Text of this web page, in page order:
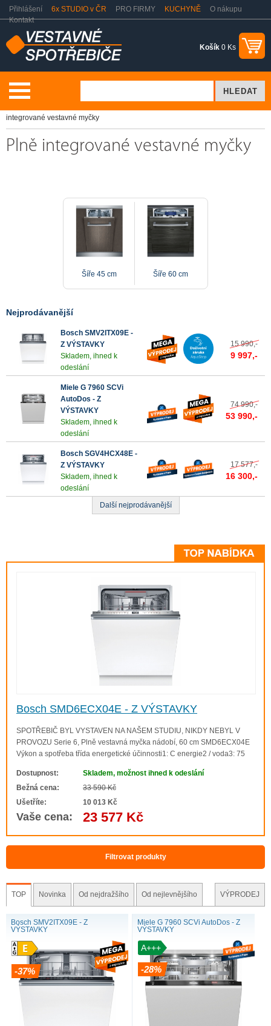
Přihlášení 6x STUDIO v ČR PRO FIRMY KUCHYNĚ
O nákupu
Kontakt
Košík 0 Ks
integrované vestavné myčky
Plně integrované vestavné myčky
Šíře 45 cm Šíře 60 cm
Nejprodávanější
Bosch SMV2ITX09E -
Z VÝSTAVKY
Skladem, ihned k
odeslání
15 990,-
9 997,-
Miele G 7960 SCVi
AutoDos - Z
VÝSTAVKY
Skladem, ihned k
odeslání
74 990,-
53 990,-
Bosch SGV4HCX48E -
Z VÝSTAVKY
Skladem, ihned k
odeslání
17 577,-
16 300,-
Další nejprodávanější
Bosch SMD6ECX04E - Z VÝSTAVKY
SPOTŘEBIČ BYL VYSTAVEN NA NAŠEM STUDIU, NIKDY NEBYL V
PROVOZU Serie 6, Plně vestavná myčka nádobí, 60 cm SMD6ECX04E
Výkon a spotřeba třída energetické účinnosti1: C energie2 / voda3: 75
hladina hluku: 40 dB(A) re 1 p..
Dostupnost:
Skladem, možnost ihned k odeslání
Bežná cena:
33 590 Kč
Ušetříte:
10 013 Kč
Vaše cena: 23 577 Kč
Filtrovat produkty
TOP Novinka Od nejdražšího Od nejlevnějšího VÝPRODEJ
Bosch SMV2ITX09E - Z
VÝSTAVKY
-37%
Miele G 7960 SCVi AutoDos - Z
VÝSTAVKY
A+++
-28%